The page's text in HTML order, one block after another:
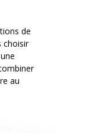
de
choisir
au